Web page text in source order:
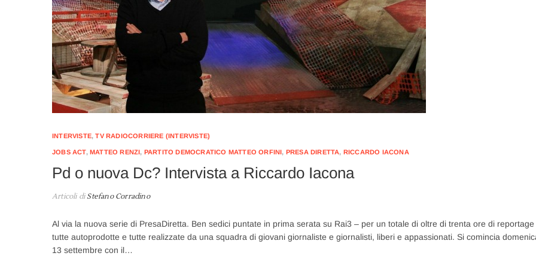
INTERVISTE,TV RADIOCORRIERE (INTERVISTE)
JOBS ACT,MATTEO RENZI, PARTITO DEMOCRATICO MATTEO ORFINI, PRESA DIRETTA, RICCARDO IACONA
Pd o nuova Dc? Intervista a Riccardo Iacona
Articoli diStefano Corradino
Al via la nuova serie di PresaDiretta. Ben sedici puntate in prima serata su Rai3 – per un totale di oltre di trenta ore di reportage
tutte autoprodotte e tutte realizzate da una squadra di giovani giornaliste e giornalisti, liberi e appassionati. Si comincia
13 settembre con il…